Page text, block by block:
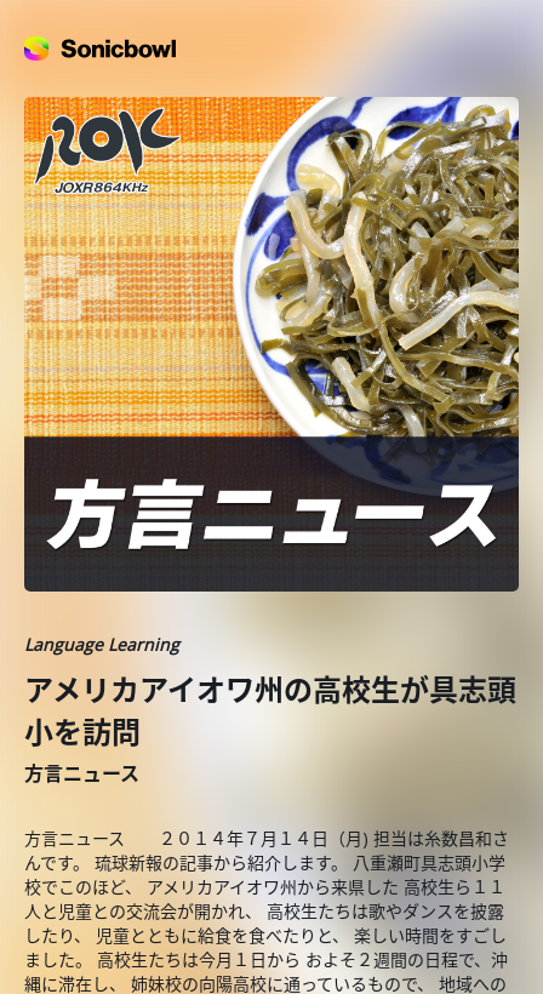
Language Learning
アメリカアイオワ州の高校生が具志頭
小を訪問
方言ニュース
方言ニュース ２０１４年７月１４日（月) 担当は糸数昌和さ
んです。 琉球新報の記事から紹介します。 八重瀬町具志頭小学
校でこのほど、 アメリカアイオワ州から来県した 高校生ら１１
人と児童との交流会が開かれ、 高校生たちは歌やダンスを披露
したり、 児童とともに給食を食べたりと、 楽しい時間をすごし
ました。 高校生たちは今月１日から およそ２週間の日程で、沖
縄に滞在し、 姉妹校の向陽高校に通っているもので、 地域への